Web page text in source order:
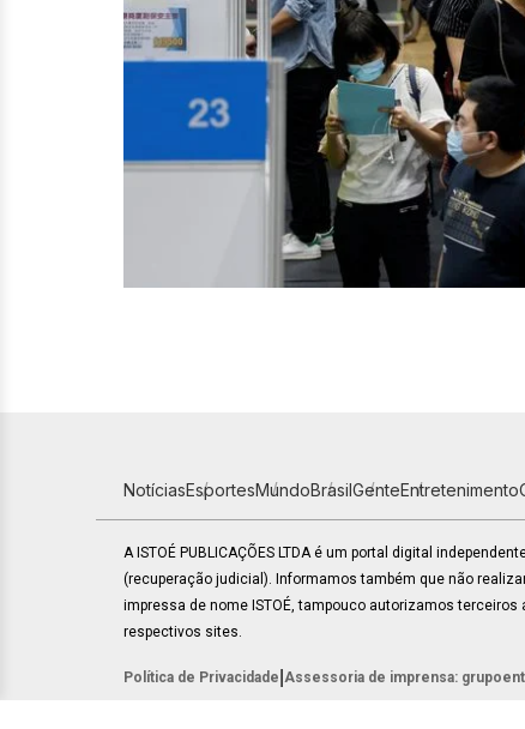
NotíciasEsportesMundoBrasilGenteEntretenimento
A ISTOÉ PUBLICAÇÕES LTDA é um portal digital
(recuperação judicial). Informamos também que não
impressa de nome ISTOÉ, tampouco autorizamos
respectivos sites.
Política de Privacidade Assessoria de imprensa: